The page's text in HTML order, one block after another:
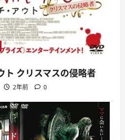
ト クリスマスの侵略者
2年前 0